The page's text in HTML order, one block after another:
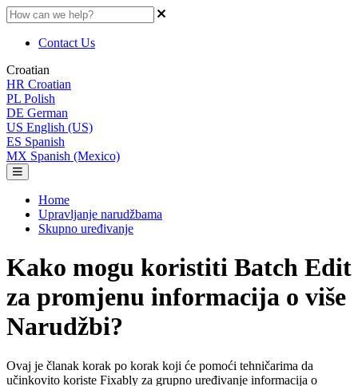
Contact Us
Croatian
HR Croatian
PL Polish
DE German
US English (US)
ES Spanish
MX Spanish (Mexico)
Home
Upravljanje narudžbama
Skupno uređivanje
Kako mogu koristiti Batch Edit
za promjenu informacija o više
Narudžbi?
Ovaj je članak korak po korak koji će pomoći tehničarima da
učinkovito koriste Fixably za grupno uređivanje informacija o